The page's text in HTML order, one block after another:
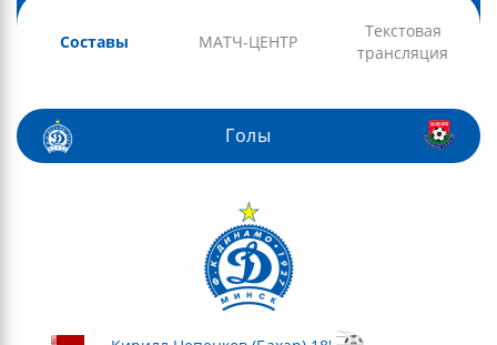
Составы МАТЧ-ЦЕНТР
Текстовая
трансляция
Голы